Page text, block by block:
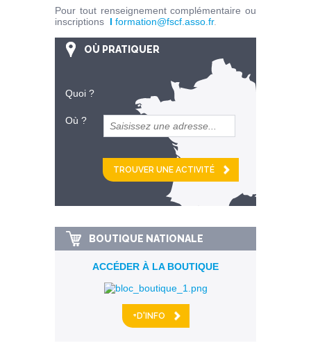
Pour tout renseignement complémentaire ou
inscriptions I formation@fscf.asso.fr.
OÙ PRATIQUER
Quoi ?
Où ?
et
km alentour
BOUTIQUE NATIONALE
ACCÉDER À LA BOUTIQUE
+D'INFO